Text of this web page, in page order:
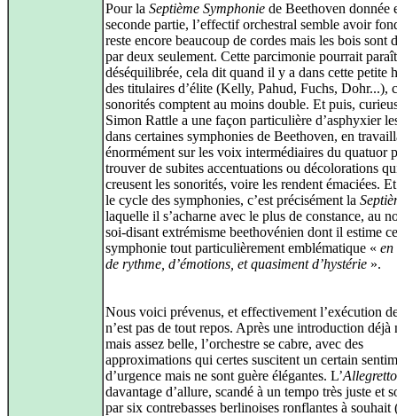
Pour la Septième Symphonie de Beethoven donnée
seconde partie, l’effectif orchestral semble avoir
reste encore beaucoup de cordes mais les bois sont
par deux seulement. Cette parcimonie pourrait
déséquilibrée, cela dit quand il y a dans cette petite
des titulaires d’élite (Kelly, Pahud, Fuchs, Dohr...),
sonorités comptent au moins double. Et puis,
Simon Rattle a une façon particulière d’asphyxier
dans certaines symphonies de Beethoven, en
énormément sur les voix intermédiaires du quatuor
trouver de subites accentuations ou décolorations
creusent les sonorités, voire les rendent émaciées.
le cycle des symphonies, c’est précisément la
laquelle il s’acharne avec le plus de constance, au
soi-disant extrémisme beethovénien dont il estime
symphonie tout particulièrement emblématique « en
de rythme, d’émotions, et quasiment d’hystérie ».
Nous voici prévenus, et effectivement l’exécution
n’est pas de tout repos. Après une introduction déjà
mais assez belle, l’orchestre se cabre, avec des
approximations qui certes suscitent un certain
d’urgence mais ne sont guère élégantes. L’Allegretto
davantage d’allure, scandé à un tempo très juste et
par six contrebasses berlinoises ronflantes à souhait